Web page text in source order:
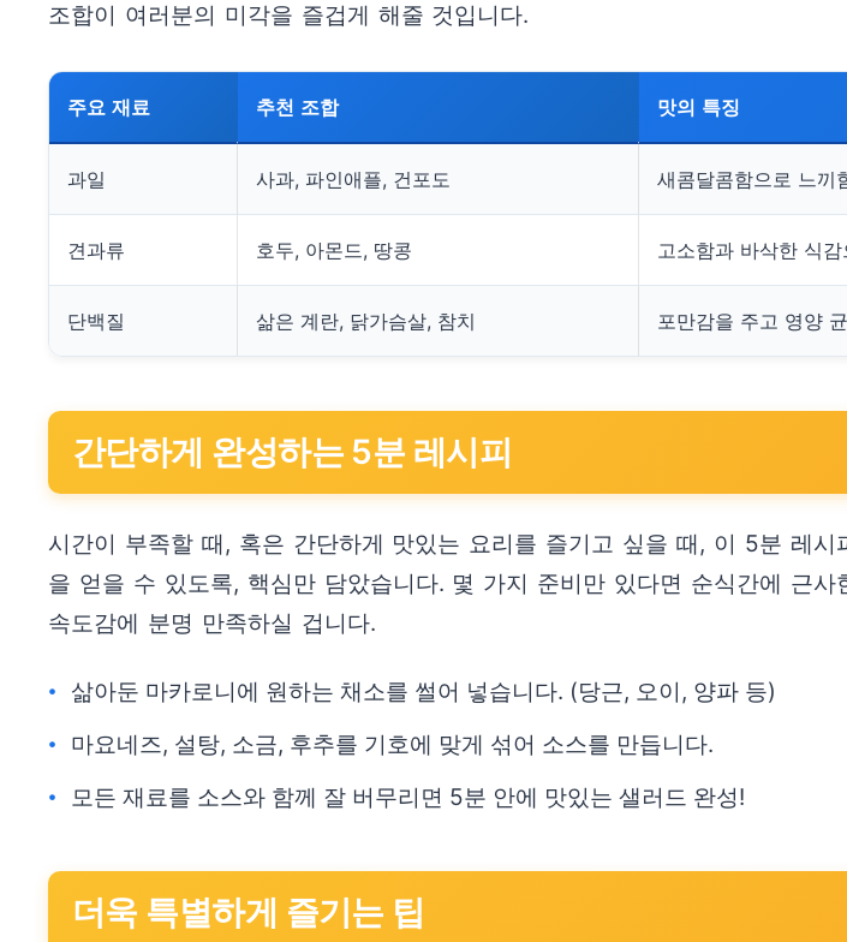
조합이 여러분의 미각을 즐겁게 해줄 것입니다.
주요 재료 추천 조합 맛의 특징
과일 사과, 파인애플, 건포도 새콤달콤함으로 느끼
견과류 호두, 아몬드, 땅콩 고소함과 바삭한 식
단백질 삶은 계란, 닭가슴살, 참치 포만감을 주고 영양
간단하게 완성하는 5분 레시피
시간이 부족할 때, 혹은 간단하게 맛있는 요리를 즐기고 싶을 때, 이 5분 레
을 얻을 수 있도록, 핵심만 담았습니다. 몇 가지 준비만 있다면 순식간에 근
속도감에 분명 만족하실 겁니다.
삶아둔 마카로니에 원하는 채소를 썰어 넣습니다. (당근, 오이, 양파 등)
마요네즈, 설탕, 소금, 후추를 기호에 맞게 섞어 소스를 만듭니다.
모든 재료를 소스와 함께 잘 버무리면 5분 안에 맛있는 샐러드 완성!
더욱 특별하게 즐기는 팁